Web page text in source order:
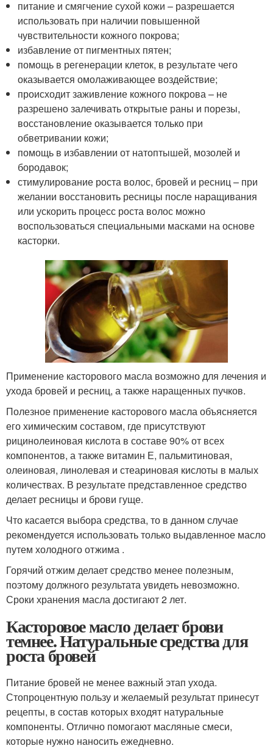
питание и смягчение сухой кожи – разрешается
использовать при наличии повышенной
чувствительности кожного покрова;
избавление от пигментных пятен;
помощь в регенерации клеток, в результате чего
оказывается омолаживающее воздействие;
происходит заживление кожного покрова – не
разрешено залечивать открытые раны и порезы,
восстановление оказывается только при
обветривании кожи;
помощь в избавлении от натоптышей, мозолей и
бородавок;
стимулирование роста волос, бровей и ресниц – при
желании восстановить ресницы после наращивания
или ускорить процесс роста волос можно
воспользоваться специальными масками на основе
касторки.
Применение касторового масла возможно для лечения и
ухода бровей и ресниц, а также наращенных пучков.
Полезное применение касторового масла объясняется
его химическим составом, где присутствуют
рицинолеиновая кислота в составе 90% от всех
компонентов, а также витамин Е, пальмитиновая,
олеиновая, линолевая и стеариновая кислоты в малых
количествах. В результате представленное средство
делает ресницы и брови гуще.
Что касается выбора средства, то в данном случае
рекомендуется использовать только выдавленное масло
путем холодного отжима .
Горячий отжим делает средство менее полезным,
поэтому должного результата увидеть невозможно.
Сроки хранения масла достигают 2 лет.
Касторовое масло делает брови
темнее. Натуральные средства для
роста бровей
Питание бровей не менее важный этап ухода.
Стопроцентную пользу и желаемый результат принесут
рецепты, в состав которых входят натуральные
компоненты. Отлично помогают масляные смеси,
которые нужно наносить ежедневно.